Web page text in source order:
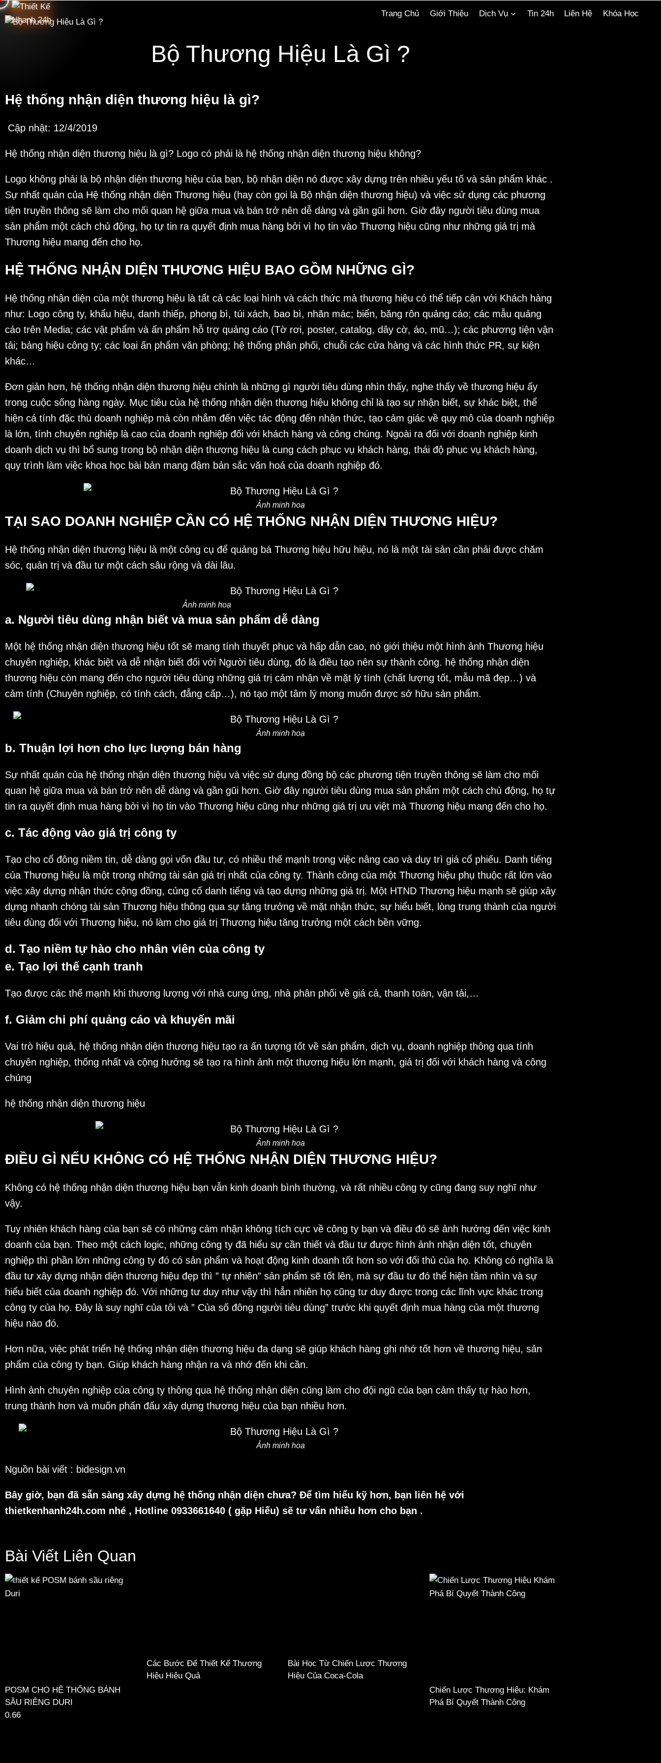
Trang Chủ Giới Thiệu Dịch Vụ Tin 24h Liên Hệ Khóa Học
Bộ Thương Hiệu Là Gì ?
Hệ thống nhận diện thương hiệu là gì?
Cập nhật: 12/4/2019
Hệ thống nhận diện thương hiệu là gì? Logo có phải là hệ thống nhận diện thương hiệu không?
Logo không phải là bộ nhận diện thương hiệu của bạn, bộ nhận diện nó được xây dựng trên nhiều yếu tố và sản phẩm khác .
Sự nhất quán của Hệ thống nhận diện Thương hiệu (hay còn gọi là Bộ nhận diện thương hiệu) và việc sử dụng các phương
tiện truyền thông sẽ làm cho mối quan hệ giữa mua và bán trở nên dễ dàng và gần gũi hơn. Giờ đây người tiêu dùng mua
sản phẩm một cách chủ động, họ tự tin ra quyết định mua hàng bởi vì họ tin vào Thương hiệu cũng như những giá trị mà
Thương hiệu mang đến cho họ.
HỆ THỐNG NHẬN DIỆN THƯƠNG HIỆU BAO GỒM NHỮNG GÌ?
Hệ thống nhận diện của một thương hiệu là tất cả các loại hình và cách thức mà thương hiệu có thể tiếp cận với Khách hàng
như: Logo công ty, khẩu hiệu, danh thiếp, phong bì, túi xách, bao bì, nhãn mác; biển, băng rôn quảng cáo; các mẫu quảng
cáo trên Media; các vật phẩm và ấn phẩm hỗ trợ quảng cáo (Tờ rơi, poster, catalog, dây cờ, áo, mũ…); các phương tiện vận
tải; bảng hiệu công ty; các loại ấn phẩm văn phòng; hệ thống phân phối, chuỗi các cửa hàng và các hình thức PR, sự kiện
khác…
Đơn giản hơn, hệ thống nhận diện thương hiệu chính là những gì người tiêu dùng nhìn thấy, nghe thấy về thương hiệu ấy
trong cuộc sống hàng ngày. Mục tiêu của hệ thống nhận diện thương hiệu không chỉ là tạo sự nhận biết, sự khác biệt, thể
hiện cá tính đặc thù doanh nghiệp mà còn nhắm đến việc tác động đến nhận thức, tạo cảm giác về quy mô của doanh nghiệp
là lớn, tính chuyên nghiệp là cao của doanh nghiệp đối với khách hàng và công chúng. Ngoài ra đối với doanh nghiệp kinh
doanh dịch vụ thì bổ sung trong bộ nhận diện thương hiệu là cung cách phục vụ khách hàng, thái độ phục vụ khách hàng,
quy trình làm việc khoa học bài bản mang đậm bản sắc văn hoá của doanh nghiệp đó.
Ảnh minh hoạ
TẠI SAO DOANH NGHIỆP CẦN CÓ HỆ THỐNG NHẬN DIỆN THƯƠNG HIỆU?
Hệ thống nhận diện thương hiệu là một công cụ để quảng bá Thương hiệu hữu hiệu, nó là một tài sản cần phải được chăm
sóc, quản trị và đầu tư một cách sâu rộng và dài lâu.
Ảnh minh hoạ
a. Người tiêu dùng nhận biết và mua sản phẩm dễ dàng
Một hệ thống nhận diện thương hiệu tốt sẽ mang tính thuyết phục và hấp dẫn cao, nó giới thiệu một hình ảnh Thương hiệu
chuyên nghiệp, khác biệt và dễ nhận biết đối với Người tiêu dùng, đó là điều tạo nên sự thành công. hệ thống nhận diện
thương hiệu còn mang đến cho người tiêu dùng những giá trị cảm nhận về mặt lý tính (chất lượng tốt, mẫu mã đẹp…) và
cảm tính (Chuyên nghiệp, có tính cách, đẳng cấp…), nó tạo một tâm lý mong muốn được sở hữu sản phẩm.
Ảnh minh hoạ
b. Thuận lợi hơn cho lực lượng bán hàng
Sự nhất quán của hệ thống nhận diện thương hiệu và việc sử dụng đồng bộ các phương tiện truyền thông sẽ làm cho mối
quan hệ giữa mua và bán trở nên dễ dàng và gần gũi hơn. Giờ đây người tiêu dùng mua sản phẩm một cách chủ động, họ tự
tin ra quyết định mua hàng bởi vì họ tin vào Thương hiệu cũng như những giá trị ưu việt mà Thương hiệu mang đến cho họ.
c. Tác động vào giá trị công ty
Tạo cho cổ đông niềm tin, dễ dàng gọi vốn đầu tư, có nhiều thế mạnh trong việc nâng cao và duy trì giá cổ phiếu. Danh tiếng
của Thương hiệu là một trong những tài sản giá trị nhất của công ty. Thành công của một Thương hiệu phụ thuộc rất lớn vào
việc xây dựng nhận thức cộng đồng, củng cố danh tiếng và tạo dựng những giá trị. Một HTND Thương hiệu mạnh sẽ giúp xây
dựng nhanh chóng tài sản Thương hiệu thông qua sự tăng trưởng về mặt nhận thức, sự hiểu biết, lòng trung thành của người
tiêu dùng đối với Thương hiệu, nó làm cho giá trị Thương hiệu tăng trưởng một cách bền vững.
d. Tạo niềm tự hào cho nhân viên của công ty
e. Tạo lợi thế cạnh tranh
Tạo được các thế mạnh khi thương lượng với nhà cung ứng, nhà phân phối về giá cả, thanh toán, vận tải,…
f. Giảm chi phí quảng cáo và khuyến mãi
Vai trò hiệu quả, hệ thống nhận diện thương hiệu tạo ra ấn tượng tốt về sản phẩm, dịch vụ, doanh nghiệp thông qua tính
chuyên nghiệp, thống nhất và cộng hưởng sẽ tạo ra hình ảnh một thương hiệu lớn mạnh, giá trị đối với khách hàng và công
chúng
hệ thống nhận diện thương hiệu
Ảnh minh hoạ
ĐIỀU GÌ NẾU KHÔNG CÓ HỆ THỐNG NHẬN DIỆN THƯƠNG HIỆU?
Không có hệ thống nhận diện thương hiệu bạn vẫn kinh doanh bình thường, và rất nhiều công ty cũng đang suy nghĩ như
vậy.
Tuy nhiên khách hàng của bạn sẽ có những cảm nhận không tích cực về công ty bạn và điều đó sẽ ảnh hưởng đến việc kinh
doanh của bạn. Theo một cách logic, những công ty đã hiểu sự cần thiết và đầu tư được hình ảnh nhận diện tốt, chuyên
nghiệp thì phần lớn những công ty đó có sản phẩm và hoạt động kinh doanh tốt hơn so với đối thủ của họ. Không có nghĩa là
đầu tư xây dựng nhận diện thương hiệu đẹp thì ” tự nhiên” sản phẩm sẽ tốt lên, mà sự đầu tư đó thể hiện tầm nhìn và sự
hiểu biết của doanh nghiệp đó. Với những tư duy như vậy thì hẳn nhiên họ cũng tư duy được trong các lĩnh vực khác trong
công ty của họ. Đây là suy nghĩ của tôi và ” Của số đông người tiêu dùng” trước khi quyết định mua hàng của một thương
hiệu nào đó.
Hơn nữa, việc phát triển hệ thống nhận diện thương hiệu đa dạng sẽ giúp khách hàng ghi nhớ tốt hơn về thương hiệu, sản
phẩm của công ty bạn. Giúp khách hàng nhận ra và nhớ đến khi cần.
Hình ảnh chuyên nghiệp của công ty thông qua hệ thống nhận diện cũng làm cho đội ngũ của bạn cảm thấy tự hào hơn,
trung thành hơn và muốn phấn đấu xây dựng thương hiệu của bạn nhiều hơn.
Ảnh minh hoạ
Nguồn bài viết : bidesign.vn
Bây giờ, bạn đã sẵn sàng xây dựng hệ thống nhận diện chưa? Để tìm hiểu kỹ hơn, bạn liên hệ với
thietkenhanh24h.com nhé , Hotline 0933661640 ( gặp Hiếu) sẽ tư vấn nhiều hơn cho bạn .
Bài Viết Liên Quan
POSM CHO HỆ THỐNG BÁNH
SẦU RIÊNG DURI
Các Bước Để Thiết Kế Thương
Hiệu Hiệu Quả
Bài Học Từ Chiến Lược Thương
Hiệu Của Coca-Cola
Chiến Lược Thương Hiệu: Khám
Phá Bí Quyết Thành Công